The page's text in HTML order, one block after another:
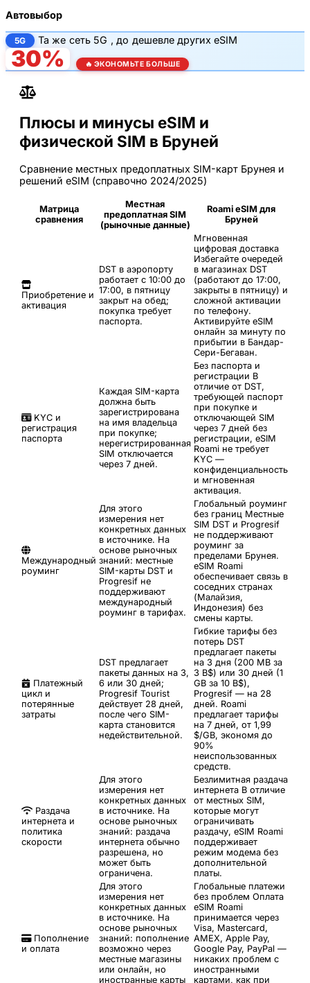
Автовыбор
5G Та же сеть 5G , до дешевле других eSIM
30% 🔥 ЭКОНОМЬТЕ БОЛЬШЕ
Плюсы и минусы eSIM и
физической SIM в Бруней
Сравнение местных предоплатных SIM-карт Брунея и
решений eSIM (справочно 2024/2025)
Матрица
сравнения
Местная
предоплатная SIM
(рыночные данные)
Roami eSIM для
Бруней
Приобретение и
активация
DST в аэропорту
работает с 10:00 до
17:00, в пятницу
закрыт на обед;
покупка требует
паспорта.
Мгновенная
цифровая доставка
Избегайте очередей
в магазинах DST
(работают до 17:00,
закрыты в пятницу) и
сложной активации
по телефону.
Активируйте eSIM
онлайн за минуту по
прибытии в Бандар-
Сери-Бегаван.
KYC и
регистрация
паспорта
Каждая SIM-карта
должна быть
зарегистрирована
на имя владельца
при покупке;
нерегистрированная
SIM отключается
через 7 дней.
Без паспорта и
регистрации В
отличие от DST,
требующей паспорт
при покупке и
отключающей SIM
через 7 дней без
регистрации, eSIM
Roami не требует
KYC —
конфиденциальность
и мгновенная
активация.
Международный
роуминг
Для этого
измерения нет
конкретных данных
в источнике. На
основе рыночных
знаний: местные
SIM-карты DST и
Progresif не
поддерживают
международный
роуминг в тарифах.
Глобальный роуминг
без границ Местные
SIM DST и Progresif
не поддерживают
роуминг за
пределами Брунея.
eSIM Roami
обеспечивает связь в
соседних странах
(Малайзия,
Индонезия) без
смены карты.
Платежный
цикл и
потерянные
затраты
DST предлагает
пакеты данных на 3,
6 или 30 дней;
Progresif Tourist
действует 28 дней,
после чего SIM-
карта становится
недействительной.
Гибкие тарифы без
потерь DST
предлагает пакеты
на 3 дня (200 MB за
3 B$) или 30 дней (1
GB за 10 B$),
Progresif — на 28
дней. Roami
предлагает тарифы
на 7 дней, от 1,99
$/GB, экономя до
90%
неиспользованных
средств.
Раздача
интернета и
политика
скорости
Для этого
измерения нет
конкретных данных
в источнике. На
основе рыночных
знаний: раздача
интернета обычно
разрешена, но
может быть
ограничена.
Безлимитная раздача
интернета В отличие
от местных SIM,
которые могут
ограничивать
раздачу, eSIM Roami
поддерживает
режим модема без
дополнительной
платы.
Пополнение
и оплата
Для этого
измерения нет
конкретных данных
в источнике. На
основе рыночных
знаний: пополнение
возможно через
местные магазины
или онлайн, но
иностранные карты
Глобальные платежи
без проблем Оплата
eSIM Roami
принимается через
Visa, Mastercard,
AMEX, Apple Pay,
Google Pay, PayPal —
никаких проблем с
иностранными
картами, как при